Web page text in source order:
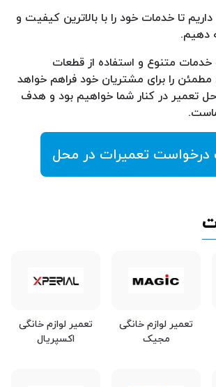
تا خدمات خود را با بالاترین کیفیت و
دهیم.
خدمات متنوع و استفاده از قطعات
مطمئن را برای مشتریان خود فراهم خواهد
تعمیر در کنار شما خواهیم بود و هدف
تعمیرات در محل
تعمیر لوازم خانگی
مجیک
تعمیر لوازم خانگی
اکسپریال